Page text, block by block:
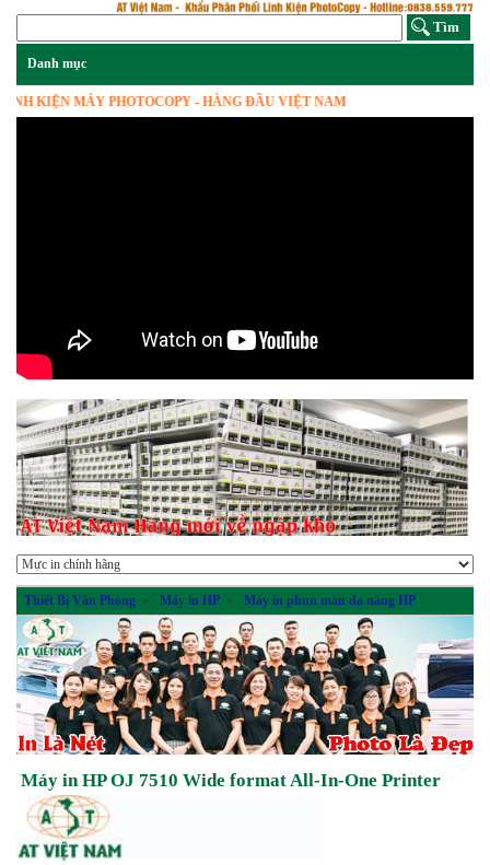
MÁY PHOTOCOPY - HÀNG ĐẦU VIỆT NAM
Previous Next
Thiết Bị Văn Phòng » Máy in HP » Máy in phun màu đa năng HP
Máy in HP OJ 7510 Wide format All-In-One Printer